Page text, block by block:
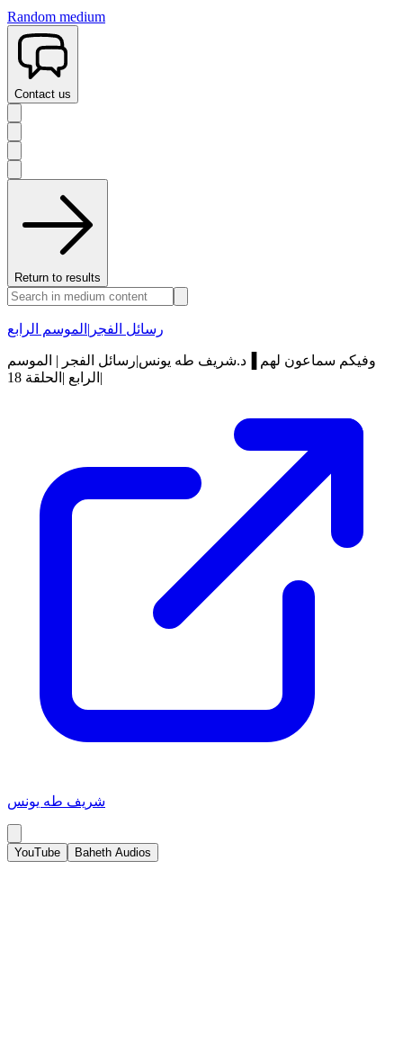
Random medium
Contact us
Return to results
رسائل الفجر|الموسم الرابع
وفيكم سماعون لهم ▐د.شريف طه يونس|رسائل الفجر | الموسم
الرابع |الحلقة 18|
شريف طه يونس
YouTube Baheth Audios